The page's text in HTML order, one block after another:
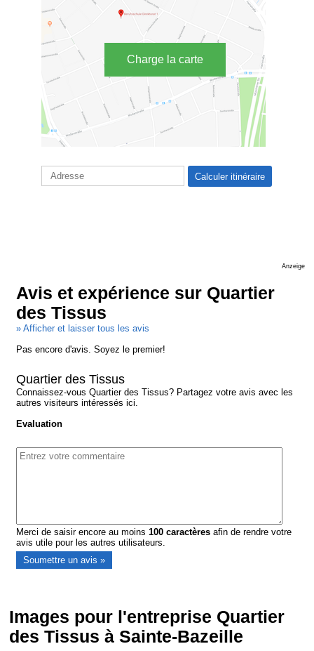
Charge la carte
Anzeige
Avis et expérience sur Quartier
des Tissus
» Afficher et laisser tous les avis
Pas encore d'avis. Soyez le premier!
Quartier des Tissus
Connaissez-vous Quartier des Tissus? Partagez votre avis avec les
autres visiteurs intéressés ici.
Evaluation
Merci de saisir encore au moins100 caractères afin de rendre votre
avis utile pour les autres utilisateurs.
Images pour l'entreprise Quartier
des Tissus à Sainte-Bazeille